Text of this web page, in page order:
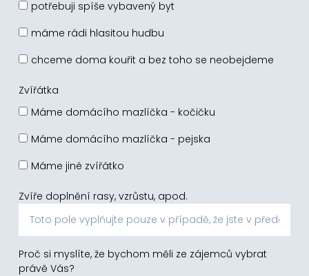
potřebuji spíše vybavený byt
máme rádi hlasitou hudbu
chceme doma kouřit a bez toho se neobejdeme
Zvířátka
Máme domácího mazlíčka - kočičku
Máme domácího mazlíčka - pejska
Máme jiné zvířátko
Zvíře doplnění rasy, vzrůstu, apod.
Proč si myslíte, že bychom měli ze zájemců vybrat
právě Vás?